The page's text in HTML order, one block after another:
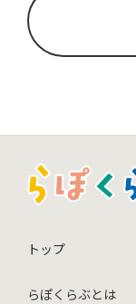
トップ
らぽくらぶとは